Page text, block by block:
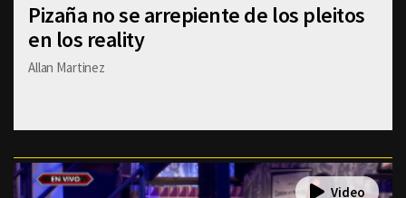
Pizaña no se arrepiente de los pleitos
en los reality
Allan Martinez